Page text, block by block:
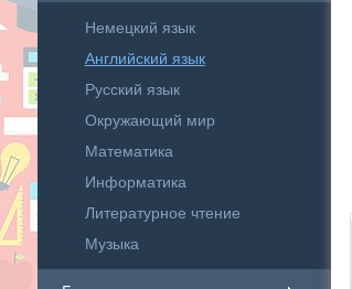
Немецкий язык
Английский язык
Русский язык
Окружающий мир
Математика
Информатика
Литературное чтение
Музыка